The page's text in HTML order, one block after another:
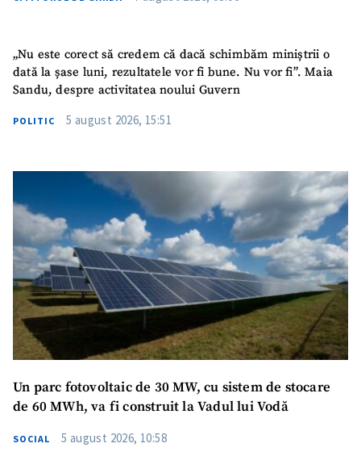
„Nu este corect să credem că dacă schimbăm miniștrii o
dată la șase luni, rezultatele vor fi bune. Nu vor fi”. Maia
Sandu, despre activitatea noului Guvern
POLITIC 5 august 2026, 15:51
Un parc fotovoltaic de 30 MW, cu sistem de stocare
de 60 MWh, va fi construit la Vadul lui Vodă
SOCIAL 5 august 2026, 10:58